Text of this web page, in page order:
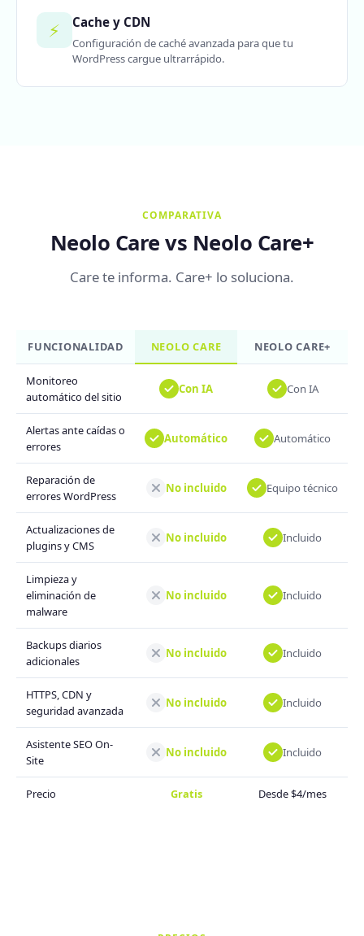
⚡ Cache y CDN
Configuración de caché avanzada para que tu
WordPress cargue ultrarrápido.
COMPARATIVA
Neolo Care vs Neolo Care+
Care te informa. Care+ lo soluciona.
FUNCIONALIDAD NEOLO CARE NEOLO CARE+
Monitoreo
automático del sitio
Con IA Con IA
Alertas ante caídas o
errores
Automático Automático
Reparación de
errores WordPress
No incluido Equipo técnico
Actualizaciones de
plugins y CMS
No incluido Incluido
Limpieza y
eliminación de
malware
No incluido Incluido
Backups diarios
adicionales
No incluido Incluido
HTTPS, CDN y
seguridad avanzada
No incluido Incluido
Asistente SEO On-
Site
No incluido Incluido
Precio Gratis Desde $4/mes